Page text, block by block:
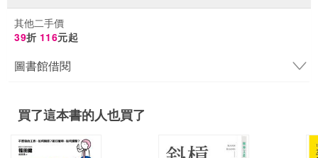
其他二手價
39折 116元起
圖書館借閱
買了這本書的人也買了